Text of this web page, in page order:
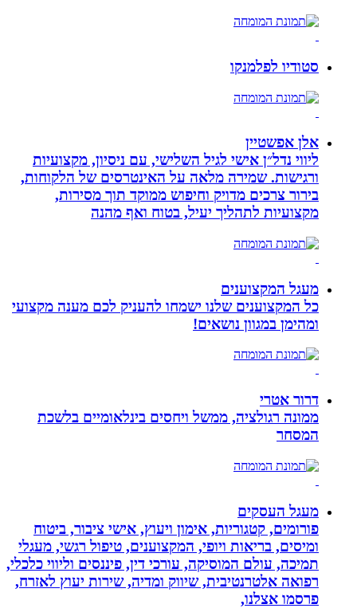
סטודיו לפלמנקו
אלן אפשטיין
ליווי נדל״ן אישי לגיל השלישי, עם ניסיון, מקצועיות
ורגישות. שמירה מלאה על האינטרסים של הלקוחות,
בירור צרכים מדויק וחיפוש ממוקד תוך מסירות,
מקצועיות לתהליך יעיל, בטוח ואף מהנה
מעגל המקצוענים
כל המקצוענים שלנו ישמחו להעניק לכם מענה מקצועי
ומהימן במגוון נושאים!
דרור אטרי
ממונה רגולציה, ממשל ויחסים בינלאומיים בלשכת
המסחר
מעגל העסקים
פורומים, קטגוריות, אימון ויעוץ, אישי ציבור, ביטוח
ומיסים, בריאות ויופי, המקצוענים, טיפול רגשי, מעגלי
תמיכה, עולם המוסיקה, עורכי דין, פיננסים וליווי כלכלי,
רפואה אלטרנטיבית, שיווק ומדיה, שירות יעוץ לאזרח,
פרסמו אצלנו,